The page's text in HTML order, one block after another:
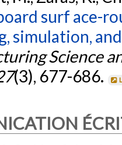
surf ace-
simulation,
Science
(3), 677-686.